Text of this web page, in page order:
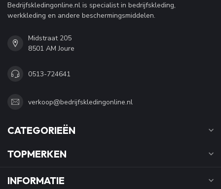
Bedrijfskledingonline.nl is specialist in bedrijfskleding,
werkkleding en andere beschermingsmiddelen.
Midstraat 205
8501 AM Joure
0513-724641
verkoop@bedrijfskledingonline.nl
CATEGORIEËN
TOPMERKEN
INFORMATIE